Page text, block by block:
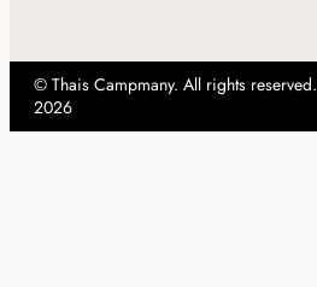
© Thais Campmany. All rights reserved.
2026